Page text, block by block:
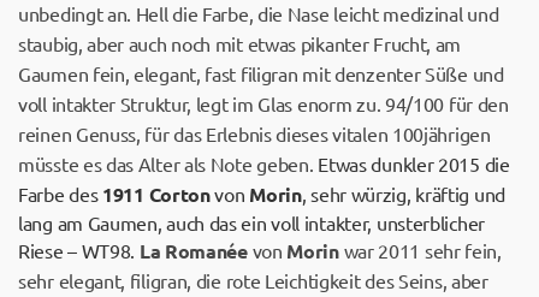
unbedingt an. Hell die Farbe, die Nase leicht medizinal und
staubig, aber auch noch mit etwas pikanter Frucht, am
Gaumen fein, elegant, fast filigran mit denzenter Süße und
voll intakter Struktur, legt im Glas enorm zu. 94/100 für den
reinen Genuss, für das Erlebnis dieses vitalen 100jährigen
müsste es das Alter als Note geben. Etwas dunkler 2015 die
Farbe des 1911 Cortonvon Morin, sehr würzig, kräftig und
lang am Gaumen, auch das ein voll intakter, unsterblicher
Riese – WT98. La Romanéevon Morinwar 2011 sehr fein,
sehr elegant, filigran, die rote Leichtigkeit des Seins, aber